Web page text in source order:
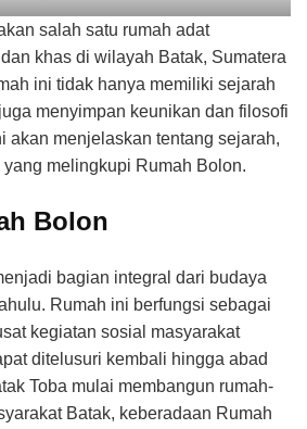
salah satu rumah adat
khas di wilayah Batak, Sumatera
ini tidak hanya memiliki sejarah
menyimpan keunikan dan filosofi
akan menjelaskan tentang sejarah,
melingkupi Rumah Bolon.
Bolon
bagian integral dari budaya
Rumah ini berfungsi sebagai
kegiatan sosial masyarakat
ditelusuri kembali hingga abad
Toba mulai membangun rumah-
Batak, keberadaan Rumah